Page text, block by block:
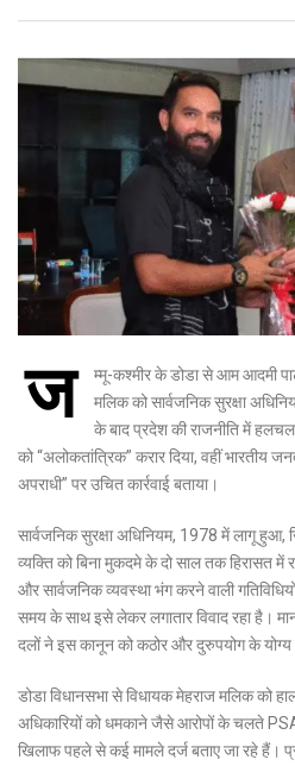
ज
म्मू-कश्मीर के डोडा से आम आदमी
मलिक को सार्वजनिक सुरक्षा
के बाद प्रदेश की राजनीति में
को “अलोकतांत्रिक” करार दिया, वहीं भारतीय
अपराधी” पर उचित कार्रवाई बताया।
सार्वजनिक सुरक्षा अधिनियम, 1978 में लागू
व्यक्ति को बिना मुकदमे के दो साल तक हिरासत
और सार्वजनिक व्यवस्था भंग करने वाली
समय के साथ इसे लेकर लगातार विवाद रहा है।
दलों ने इस कानून को कठोर और दुरुपयोग के योग्य
डोडा विधानसभा से विधायक मेहराज मलिक को
अधिकारियों को धमकाने जैसे आरोपों के चलते
खिलाफ पहले से कई मामले दर्ज बताए जा रहे हैं।